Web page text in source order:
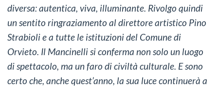
diversa: autentica, viva, illuminante. Rivolgo quindi
un sentito ringraziamento al direttore artistico Pino
Strabioli e a tutte le istituzioni del Comune di
Orvieto. Il Mancinelli si conferma non solo un luogo
di spettacolo, ma un faro di civiltà culturale. E sono
certo che, anche quest’anno, la sua luce continuerà a